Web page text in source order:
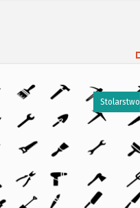
Stolarstwo